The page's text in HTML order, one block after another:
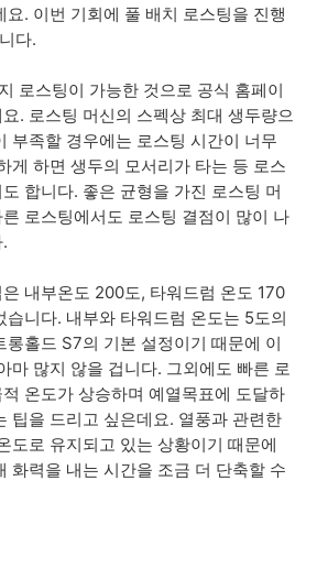
요. 이번 기회에 풀 배치 로스팅을 진행
다.
로스팅이 가능한 것으로 공식 홈페이
. 로스팅 머신의 스펙상 최대 생두량으
부족할 경우에는 로스팅 시간이 너무
게 하면 생두의 모서리가 타는 등 로스
합니다. 좋은 균형을 가진 로스팅 머
로스팅에서도 로스팅 결점이 많이 나
내부온도 200도, 타워드럼 온도 170
습니다. 내부와 타워드럼 온도는 5도의
롱홀드 S7의 기본 설정이기 때문에 이
마 많지 않을 겁니다. 그외에도 빠른 로
온도가 상승하며 예열목표에 도달하
팁을 드리고 싶은데요. 열풍과 관련한
도로 유지되고 있는 상황이기 때문에
화력을 내는 시간을 조금 더 단축할 수